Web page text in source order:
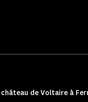
de Voltaire à